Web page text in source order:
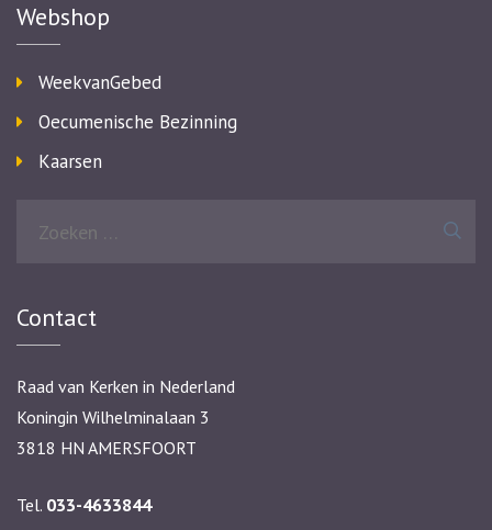
Webshop
WeekvanGebed
Oecumenische Bezinning
Kaarsen
Contact
Raad van Kerken in Nederland
Koningin Wilhelminalaan 3
3818 HN AMERSFOORT
Tel. 033-4633844